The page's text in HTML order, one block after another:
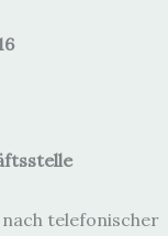
telefonischer